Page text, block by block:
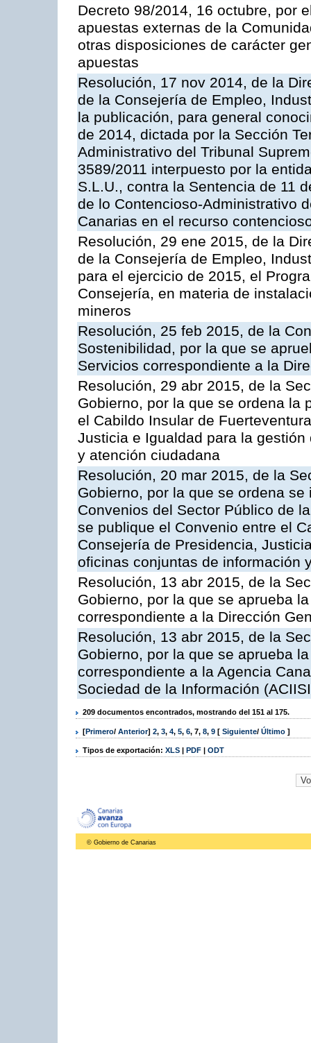
Decreto 98/2014, 16 octubre, por
apuestas externas de la
otras disposiciones de carácter
apuestas
Resolución, 17 nov 2014, de la
de la Consejería de Empleo,
la publicación, para general
de 2014, dictada por la Sección
Administrativo del Tribunal
3589/2011 interpuesto por la
S.L.U., contra la Sentencia de 11
de lo Contencioso-Administrativo
Canarias en el recurso
Resolución, 29 ene 2015, de la
de la Consejería de Empleo,
para el ejercicio de 2015, el
Consejería, en materia de
mineros
Resolución, 25 feb 2015, de la
Sostenibilidad, por la que se
Servicios correspondiente a la
Resolución, 29 abr 2015, de la
Gobierno, por la que se ordena la
el Cabildo Insular de
Justicia e Igualdad para la
y atención ciudadana
Resolución, 20 mar 2015, de la
Gobierno, por la que se ordena
Convenios del Sector Público de
se publique el Convenio entre el
Consejería de Presidencia,
oficinas conjuntas de información
Resolución, 13 abr 2015, de la
Gobierno, por la que se aprueba
correspondiente a la Dirección
Resolución, 13 abr 2015, de la
Gobierno, por la que se aprueba
correspondiente a la Agencia
Sociedad de la Información
209 documentos encontrados, mostrando del 151 al 175.
[Primero/ Anterior] 2, 3, 4, 5, 6, 7, 8, 9 [ Siguiente/ Último ]
Tipos de exportación: XLS | PDF | ODT
© Gobierno de Canarias